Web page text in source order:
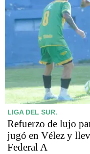
LIGA DEL SUR.
Refuerzo de lujo
jugó en Vélez y
Federal A